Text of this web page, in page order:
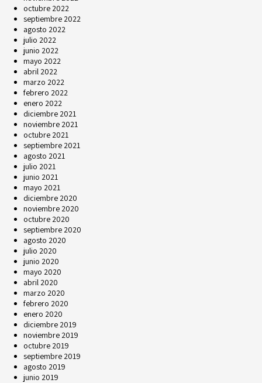
octubre 2022
septiembre 2022
agosto 2022
julio 2022
junio 2022
mayo 2022
abril 2022
marzo 2022
febrero 2022
enero 2022
diciembre 2021
noviembre 2021
octubre 2021
septiembre 2021
agosto 2021
julio 2021
junio 2021
mayo 2021
diciembre 2020
noviembre 2020
octubre 2020
septiembre 2020
agosto 2020
julio 2020
junio 2020
mayo 2020
abril 2020
marzo 2020
febrero 2020
enero 2020
diciembre 2019
noviembre 2019
octubre 2019
septiembre 2019
agosto 2019
junio 2019